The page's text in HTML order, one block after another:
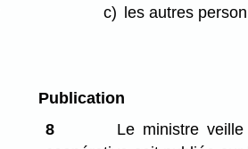
c)
les autres
Publication
8
Le ministre